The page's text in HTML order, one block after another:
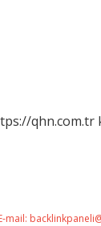
qhn.com.tr
mail: